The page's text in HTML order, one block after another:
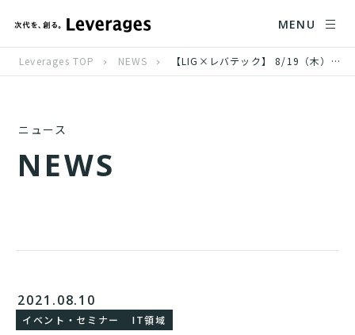
MENU
Leverages TOP NEWS 【LIG×レバテック】 8/19（木）ウェビナー開催「非エンジニアでも知っておきたい 基本のWebシステム用語と仕組み」
ニュース
NEWS
2021.08.10
イベント・セミナー IT領域